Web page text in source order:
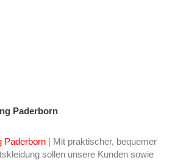
Paderborn
Paderborn | Mit praktischer, bequemer
sollen unsere Kunden sowie